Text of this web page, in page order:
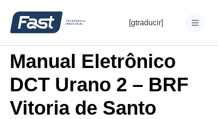
[gtraducir]
Manual Eletrônico
DCT Urano 2 – BRF
Vitoria de Santo